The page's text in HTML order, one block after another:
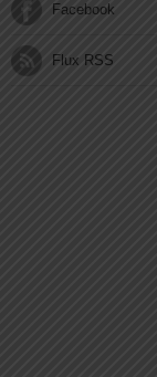
Facebook
Flux RSS